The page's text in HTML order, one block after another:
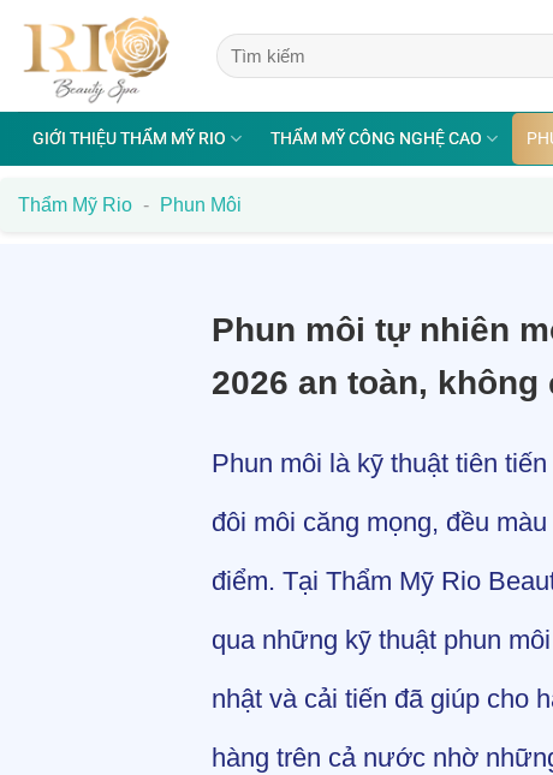
nội
GIỚI THIỆU THẨM MỸ RIO THẨM MỸ CÔNG NGHỆ CAO
Thẩm Mỹ Rio - Phun Môi
Phun môi tự nhiên
2026 an toàn, không
Phun môi là kỹ thuật tiên
đôi môi căng mọng, đều
điểm. Tại Thẩm Mỹ Rio
qua những kỹ thuật phun
nhật và cải tiến đã giúp cho
hàng trên cả nước nhờ